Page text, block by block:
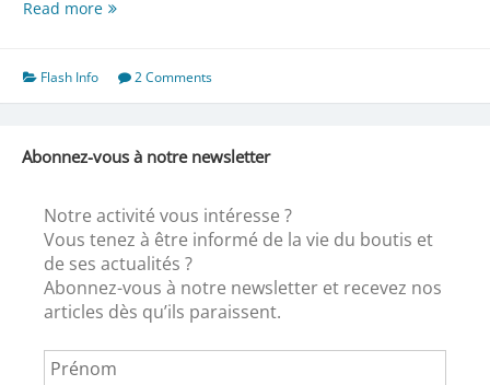
Read moreUn
Flash Info 2 Comments
Abonnez-vous à notre newsletter
Notre activité vous intéresse ?
Vous tenez à être informé de la vie du boutis et
de ses actualités ?
Abonnez-vous à notre newsletter et recevez nos
articles dès qu’ils paraissent.